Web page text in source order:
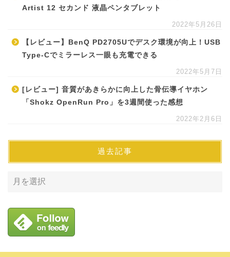
Artist 12 セカンド 液晶ペンタブレット
2022年5月26日
【レビュー】BenQ PD2705Uでデスク環境が向上！USB
Type-Cでミラーレス一眼も充電できる
2022年5月7日
[レビュー] 音質があきらかに向上した骨伝導イヤホン
「Shokz OpenRun Pro」を3週間使った感想
2022年2月6日
過去記事